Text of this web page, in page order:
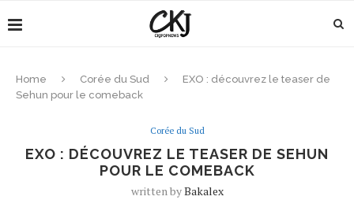
Home Corée du Sud
EXO : découvrez le teaser de
Sehun pour le comeback
Corée du Sud
EXO : DÉCOUVREZ LE TEASER DE SEHUN
POUR LE COMEBACK
written byBakalex